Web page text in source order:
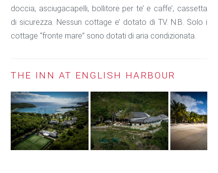
doccia, asciugacapelli, bollitore per te’ e caffe’, cassetta
di sicurezza. Nessun cottage e’ dotato di TV. N.B. Solo i
cottage “fronte mare” sono dotati di aria condizionata.
THE INN AT ENGLISH HARBOUR